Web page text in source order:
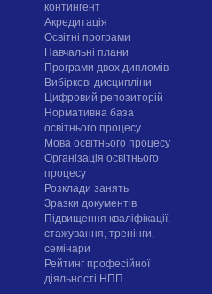
контингент
Акредитація
Освітні програми
Навчальні плани
Програми двох дипломів
Вибіркові дисципліни
Цифровий репозиторій
Нормативна база
освітнього процесу
Мова освітнього процесу
Організація освітнього
процесу
Розклади занять
Зразки документів
Підвищення кваліфікації,
стажування, тренінги,
семінари
Рейтинг професійної
діяльності НПП